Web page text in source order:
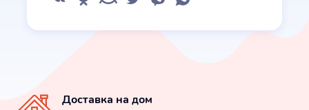
Доставка на дом